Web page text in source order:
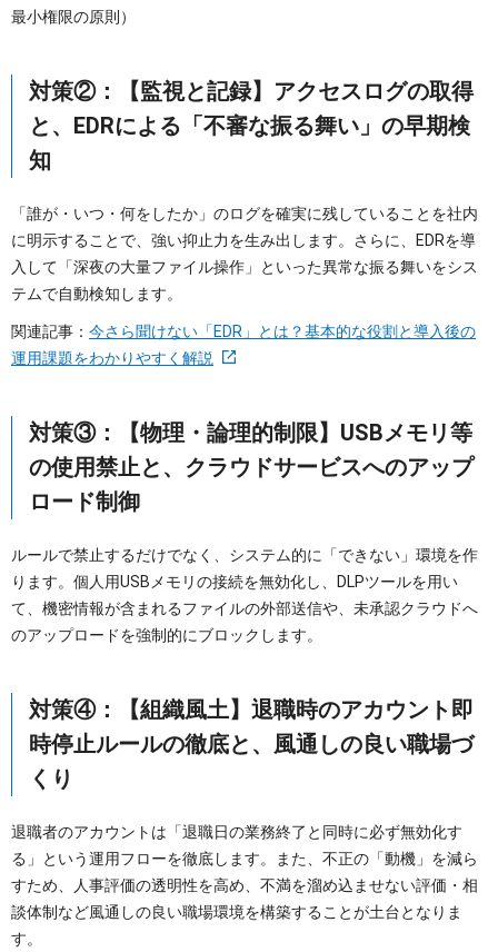
最小権限の原則）
対策②：【監視と記録】アクセスログの取得
と、EDRによる「不審な振る舞い」の早期検
知
「誰が・いつ・何をしたか」のログを確実に残していることを社内
に明示することで、強い抑止力を生み出します。さらに、EDRを導
入して「深夜の大量ファイル操作」といった異常な振る舞いをシス
テムで自動検知します。
関連記事： 今さら聞けない「EDR」とは？基本的な役割と導入後の
運用課題をわかりやすく解説
対策③：【物理・論理的制限】USBメモリ等
の使用禁止と、クラウドサービスへのアップ
ロード制御
ルールで禁止するだけでなく、システム的に「できない」環境を作
ります。個人用USBメモリの接続を無効化し、DLPツールを用い
て、機密情報が含まれるファイルの外部送信や、未承認クラウドへ
のアップロードを強制的にブロックします。
対策④：【組織風土】退職時のアカウント即
時停止ルールの徹底と、風通しの良い職場づ
くり
退職者のアカウントは「退職日の業務終了と同時に必ず無効化す
る」という運用フローを徹底します。また、不正の「動機」を減ら
すため、人事評価の透明性を高め、不満を溜め込ませない評価・相
談体制など風通しの良い職場環境を構築することが土台となりま
す。